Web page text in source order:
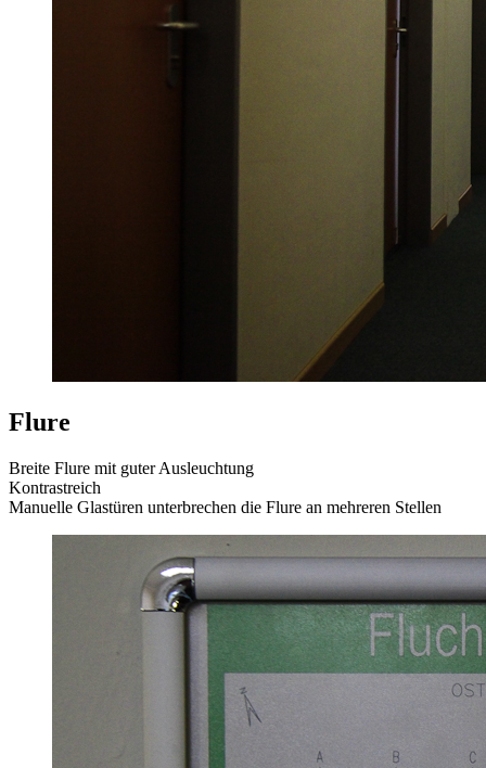
Flure
Breite Flure mit guter Ausleuchtung
Kontrastreich
Manuelle Glastüren unterbrechen die Flure an mehreren Stellen